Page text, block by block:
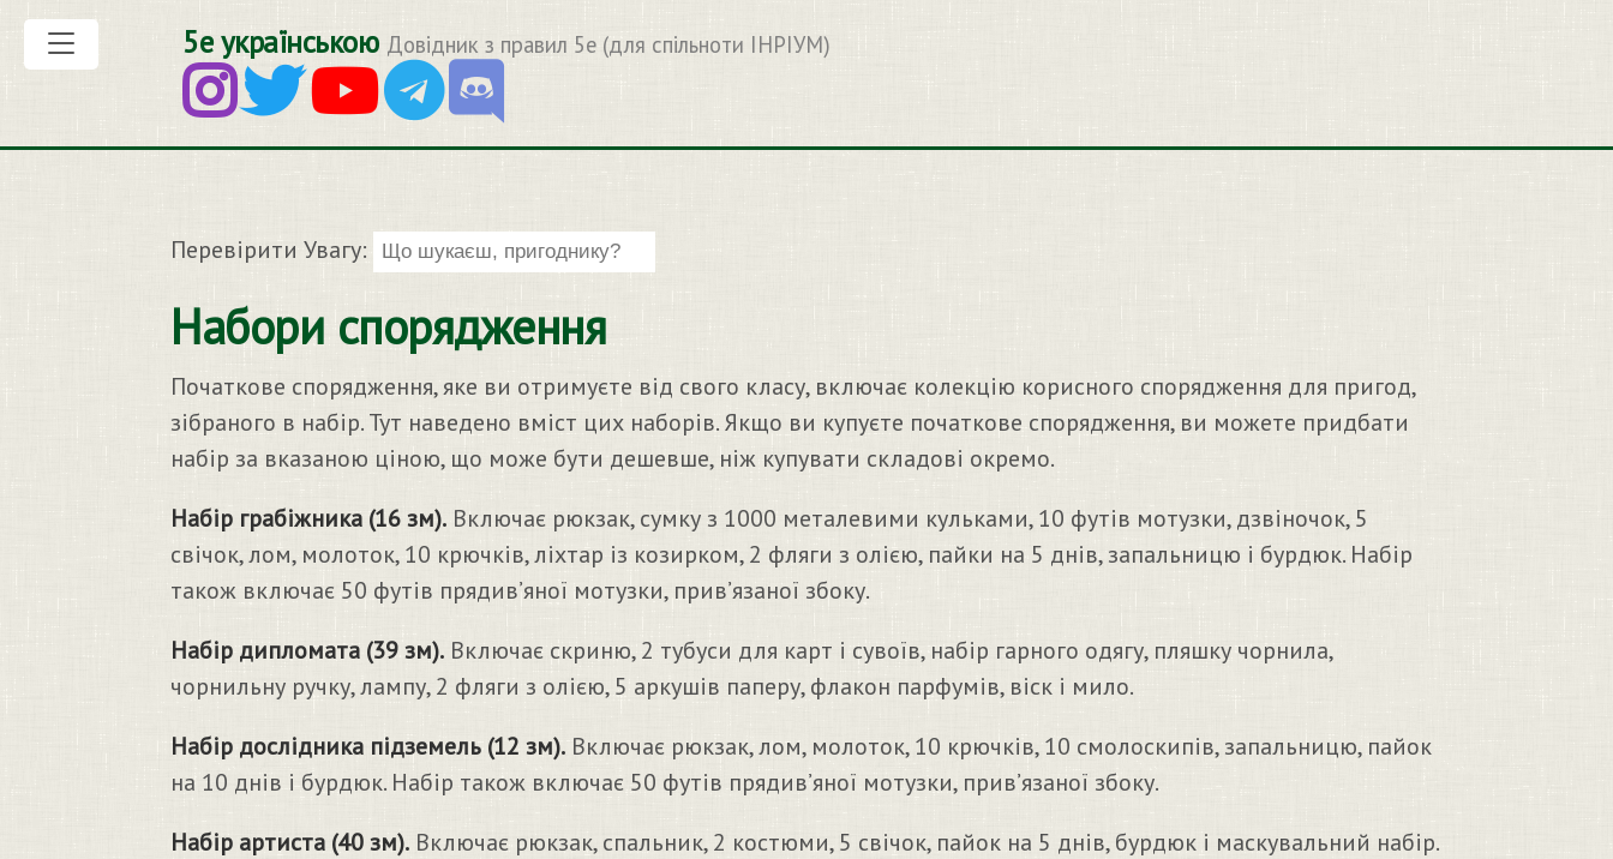
5е українською Довідник з правил 5e (для спільноти ІНРІУМ)
Перевірити Увагу:
Набори спорядження
Початкове спорядження, яке ви отримуєте від свого класу, включає колекцію корисного спорядження для пригод,
зібраного в набір. Тут наведено вміст цих наборів. Якщо ви купуєте початкове спорядження, ви можете придбати
набір за вказаною ціною, що може бути дешевше, ніж купувати складові окремо.
Набір грабіжника (16 зм). Включає рюкзак, сумку з 1000 металевими кульками, 10 футів мотузки, дзвіночок, 5
свічок, лом, молоток, 10 крючків, ліхтар із козирком, 2 фляги з олією, пайки на 5 днів, запальницю і бурдюк. Набір
також включає 50 футів прядив’яної мотузки, прив’язаної збоку.
Набір дипломата (39 зм). Включає скриню, 2 тубуси для карт і сувоїв, набір гарного одягу, пляшку чорнила,
чорнильну ручку, лампу, 2 фляги з олією, 5 аркушів паперу, флакон парфумів, віск і мило.
Набір дослідника підземель (12 зм). Включає рюкзак, лом, молоток, 10 крючків, 10 смолоскипів, запальницю, пайок
на 10 днів і бурдюк. Набір також включає 50 футів прядив’яної мотузки, прив’язаної збоку.
Набір артиста (40 зм). Включає рюкзак, спальник, 2 костюми, 5 свічок, пайок на 5 днів, бурдюк і маскувальний набір.